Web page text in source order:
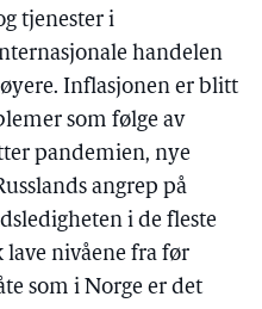
tjenester i
handelen
Inflasjonen er blitt
som følge av
pandemien, nye
angrep på
i de fleste
nivåene fra før
som i Norge er det